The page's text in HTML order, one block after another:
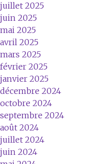
juillet 2025
juin 2025
mai 2025
avril 2025
mars 2025
février 2025
janvier 2025
décembre 2024
octobre 2024
septembre 2024
août 2024
juillet 2024
juin 2024